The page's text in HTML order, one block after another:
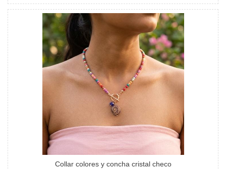
Collar colores y concha cristal checo